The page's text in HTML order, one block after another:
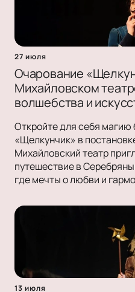
27 июля
Очарование
Михайловском
волшебства и
Откройте для себя магию
«Щелкунчик» в
Михайловский театр
путешествие в
где мечты о любви и
13 июля